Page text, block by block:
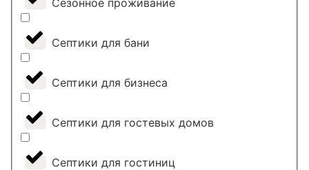
Септики для бани
Септики для бизнеса
Септики для гостевых домов
Септики для гостиниц